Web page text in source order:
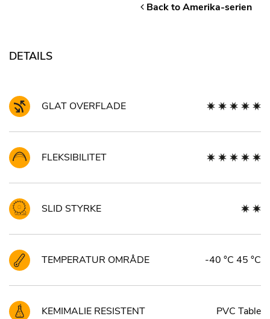
Back to Amerika-serien
DETAILS
GLAT OVERFLADE
FLEKSIBILITET
SLID STYRKE
TEMPERATUR OMRÅDE -40 °C 45 °C
KEMIMALIE RESISTENT PVC Table